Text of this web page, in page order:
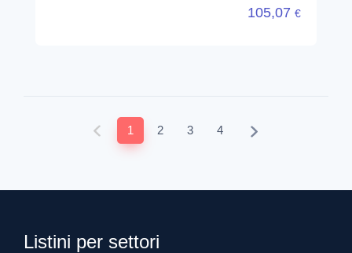
105,07 €
1 2 3 4
Listini per settori